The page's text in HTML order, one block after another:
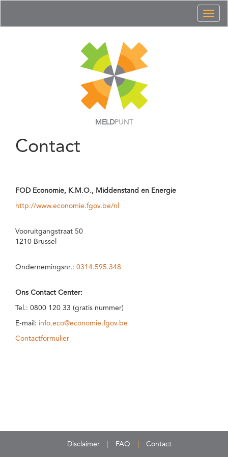
MELDPUNT
Contact
FOD Economie, K.M.O., Middenstand en Energie
http://www.economie.fgov.be/nl
Vooruitgangstraat 50
1210 Brussel
Ondernemingsnr.: 0314.595.348
Ons Contact Center:
Tel.: 0800 120 33 (gratis nummer)
E-mail: info.eco@economie.fgov.be
Contactformulier
Disclaimer FAQ Contact